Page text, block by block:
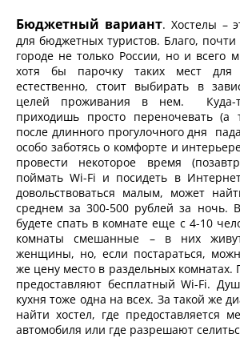
Бюджетный вариант. Хостелы –
для бюджетных туристов. Благо,
городе не только России, но и всего
хотя бы парочку таких мест для
естественно, стоит выбирать в
целей проживания в нем. Куда-
приходишь просто переночевать (а
после длинного прогулочного дня
особо заботясь о комфорте и
провести некоторое время
поймать Wi-Fi и посидеть в
довольствоваться малым, может
среднем за 300-500 рублей за ночь.
будете спать в комнате еще с 4-10
комнаты смешанные – в них
женщины, но, если постараться,
же цену место в раздельных комнатах.
предоставляют бесплатный Wi-Fi.
кухня тоже одна на всех. За такой же
найти хостел, где предоставляется
автомобиля или где разрешают